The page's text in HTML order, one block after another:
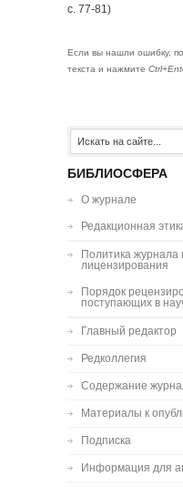
с. 77-81)
Если вы нашли ошибку,
текста и нажмите
БИБЛИОСФЕРА
О журнале
Редакционная
Политика журнала
лицензирования
Порядок
поступающих в
Главный редактор
Редколлегия
Содержание
Материалы к
Подписка
Информация для